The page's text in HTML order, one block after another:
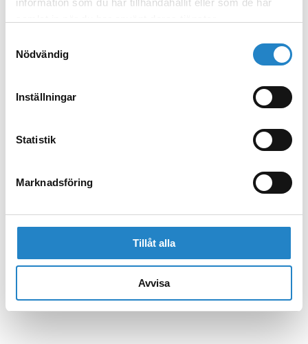
information som du har tillhandahållit eller som de har
Nödvändig
Inställningar
Statistik
Marknadsföring
Tillåt alla
Avvisa